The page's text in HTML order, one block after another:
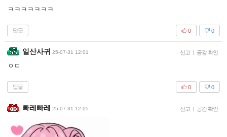
ㅋㅋㅋㅋㅋㅋㅋ
답글 0
0
일산사귀 25-07-31 12:01 신고 공감 확인
ㅇㄷ
답글 0
0
빠레빠레 25-07-31 12:05 신고 공감 확인